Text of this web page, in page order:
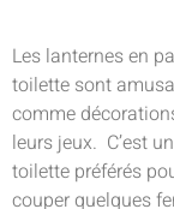
Les lanternes en
toilette sont
comme
leurs jeux. C’est
toilette préférés
couper quelques